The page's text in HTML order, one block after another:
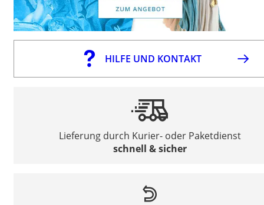
HILFE UND KONTAKT
Lieferung durch Kurier- oder Paketdienst
schnell & sicher